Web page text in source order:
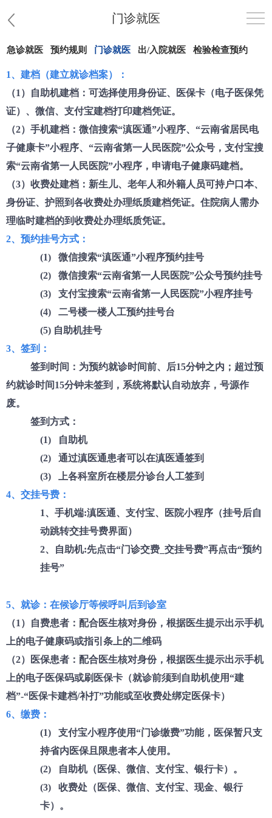
门诊就医
首页
患者服务
党群工作
护理园地
新闻中心
教学科研
院务公开
联盟工作
健康科普
急诊就医 预约规则 门诊就医 出/入院就医 检验检查预约
1、建档（建立就诊档案）：
（1）自助机建档：可选择使用身份证、医保卡（电子医保凭
证）、微信、支付宝建档打印建档凭证。
（2）手机建档：微信搜索“滇医通”小程序、“云南省居民电
子健康卡”小程序、“云南省第一人民医院”公众号，支付宝搜
索“云南省第一人民医院”小程序，申请电子健康码建档。
（3）收费处建档：新生儿、老年人和外籍人员可持户口本、
身份证、护照到各收费处办理纸质建档凭证。住院病人需办
理临时建档的到收费处办理纸质凭证。
2、预约挂号方式：
(1) 微信搜索“滇医通”小程序预约挂号
(2) 微信搜索“云南省第一人民医院”公众号预约挂号
(3) 支付宝搜索“云南省第一人民医院”小程序挂号
(4) 二号楼一楼人工预约挂号台
(5) 自助机挂号
3、签到：
签到时间：为预约就诊时间前、后15分钟之内；超过预
约就诊时间15分钟未签到，系统将默认自动放弃，号源作
废。
签到方式：
(1) 自助机
(2) 通过滇医通患者可以在滇医通签到
(3) 上各科室所在楼层分诊台人工签到
4、交挂号费：
1、手机端:滇医通、支付宝、医院小程序（挂号后自
动跳转交挂号费界面）
2、自助机:先点击“门诊交费_交挂号费”再点击“预约
挂号”
5、就诊：在候诊厅等候呼叫后到诊室
（1）自费患者：配合医生核对身份，根据医生提示出示手机
上的电子健康码或指引条上的二维码
（2）医保患者：配合医生核对身份，根据医生提示出示手机
上的电子医保码或刷医保卡（就诊前须到自助机使用“建
档”-“医保卡建档/补打”功能或至收费处绑定医保卡）
6、缴费：
(1) 支付宝小程序使用“门诊缴费”功能，医保暂只支
持省内医保且限患者本人使用。
(2) 自助机（医保、微信、支付宝、银行卡）。
(3) 收费处（医保、微信、支付宝、现金、银行
卡）。